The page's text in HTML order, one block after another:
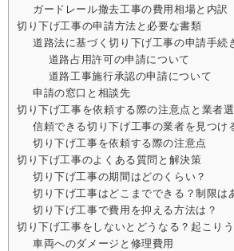
ガードレール撤去工事の費用相場と内訳
切り下げ工事の申請方法と必要な書類
道路法に基づく切り下げ工事の申請手続
道路占用許可の申請について
道路工事施行承認の申請について
申請の窓口と相談先
切り下げ工事を依頼する際の注意点と業者
信頼できる切り下げ工事の業者を見つけ
切り下げ工事を依頼する際の注意点
切り下げ工事のよくある質問と解決策
切り下げ工事の期間はどのくらい？
切り下げ工事はどこまでできる？制限は
切り下げ工事で費用を抑える方法は？
切り下げ工事をしないとどうなる？起こり
車両へのダメージと修理費用